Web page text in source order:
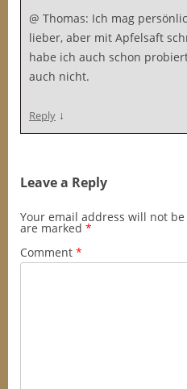
@ Thomas: Ich mag
lieber, aber mit Apfelsaft
habe ich auch schon
auch nicht.
Reply ↓
Leave a Reply
Your email address will not
are marked *
Comment *